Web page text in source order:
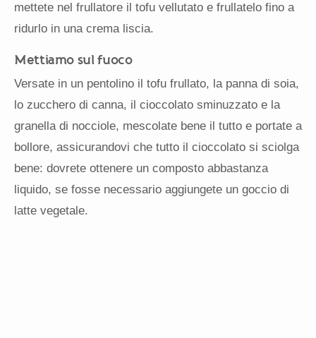
mettete nel frullatore il tofu vellutato e frullatelo fino a
ridurlo in una crema liscia.
Mettiamo sul fuoco
Versate in un pentolino il tofu frullato, la panna di soia,
lo zucchero di canna, il cioccolato sminuzzato e la
granella di nocciole, mescolate bene il tutto e portate a
bollore, assicurandovi che tutto il cioccolato si sciolga
bene: dovrete ottenere un composto abbastanza
liquido, se fosse necessario aggiungete un goccio di
latte vegetale.